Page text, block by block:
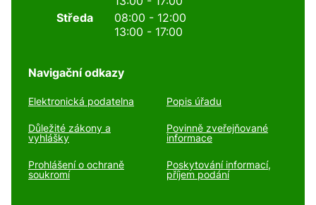
Středa
08:00 - 12:00
13:00 - 17:00
Navigační odkazy
Elektronická podatelna Popis úřadu
Důležité zákony a
vyhlášky
Povinně zveřejňované
informace
Prohlášení o ochraně
soukromí
Poskytování informací,
příjem podání